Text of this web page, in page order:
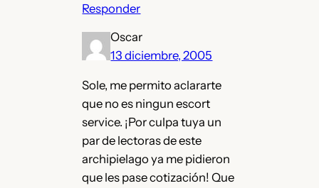
Responder
Oscar
13 diciembre, 2005
Sole, me permito aclararte
que no es ningun escort
service. ¡Por culpa tuya un
par de lectoras de este
archipielago ya me pidieron
que les pase cotización! Que